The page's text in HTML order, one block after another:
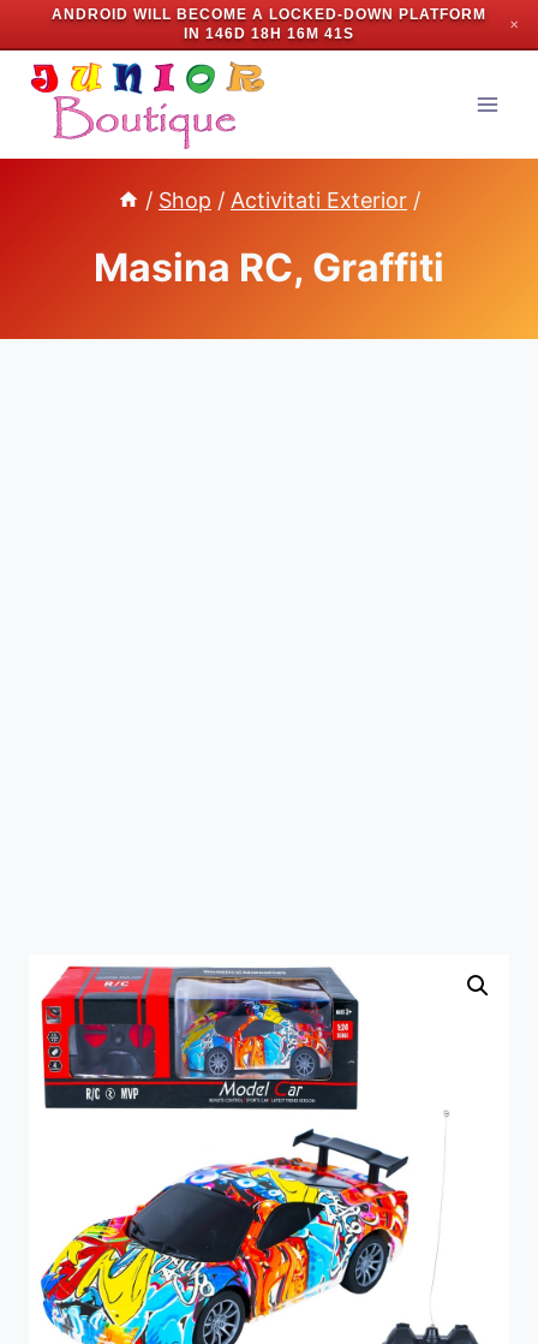
ANDROID WILL BECOME A LOCKED-DOWN PLATFORM
IN 146D 18H 16M 41S
✕
Skip
content
/ Shop / Activitati Exterior /
Masina RC, Graffiti